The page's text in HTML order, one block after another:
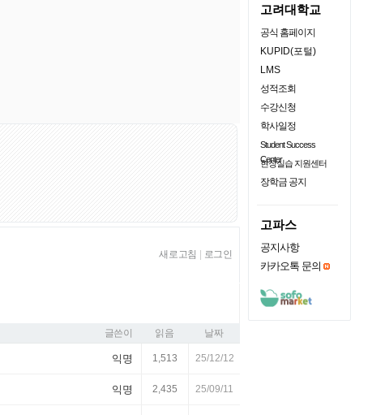
새로고침 로그인
글쓴이 읽음 날짜
익명 1,513 25/12/12
익명 2,435 25/09/11
고려대학교
공식 홈페이지
KUPID(포털)
LMS
성적조회
수강신청
학사일정
Student Success
Center
현장실습 지원센터
장학금 공지
고파스
공지사항
카카오톡 문의